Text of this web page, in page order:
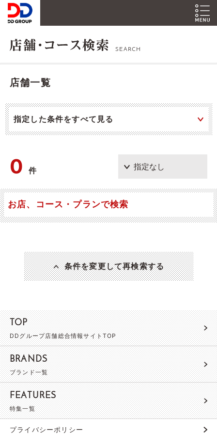
SEARCH
店舗一覧
指定した条件をすべて見る
0件
お店、コース・プランで検索
条件を変更して再検索する
TOP
DDグループ店舗総合情報サイトTOP
BRANDS
ブランド一覧
FEATURES
特集一覧
プライバシーポリシー